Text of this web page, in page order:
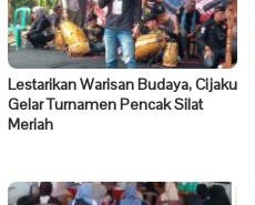
Lestarikan Warisan Budaya, Cijaku
Gelar Turnamen Pencak Silat
Meriah